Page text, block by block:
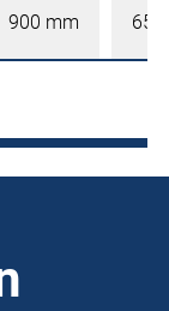
900 mm